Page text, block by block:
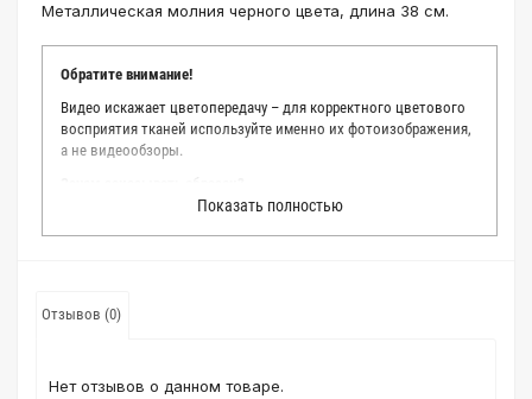
Металлическая молния черного цвета, длина 38 см.
Обратите внимание!
Видео искажает цветопередачу – для корректного цветового
восприятия тканей используйте именно их фотоизображения,
а не видеообзоры.
Мы делаем все возможное, чтобы точно описать цвет каждой
ткани из нашего каталога. Мы осматриваем и фотографируем
точное соответствие цветов из-за одного простого факта:
какого-либо цветового оттенка. Именно поэтому мы
Показать полностью
Отзывов (0)
Нет отзывов о данном товаре.